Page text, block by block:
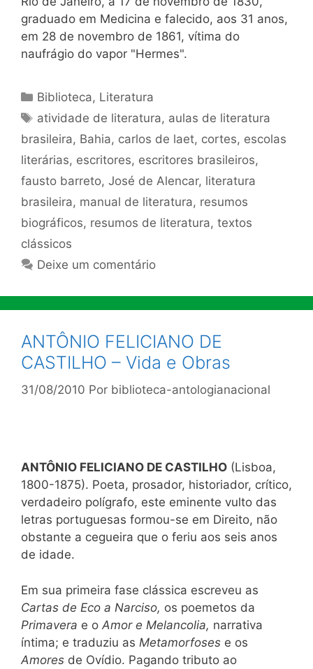
graduado em Medicina e falecido, aos 31 anos,
em 28 de novembro de 1861, vítima do
naufrágio do vapor "Hermes".
Categorias
Biblioteca, Literatura
Tags
atividade de literatura, aulas de literatura
brasileira, Bahia, carlos de laet, cortes, escolas
literárias, escritores, escritores brasileiros,
fausto barreto, José de Alencar, literatura
brasileira, manual de literatura, resumos
biográficos, resumos de literatura, textos
clássicos
Deixe um comentário
ANTÔNIO FELICIANO DE
CASTILHO – Vida e Obras
31/08/2010 Por biblioteca-antologianacional
ANTÔNIO FELICIANO DE CASTILHO (Lisboa,
1800-1875). Poeta, prosador, historiador, crítico,
verdadeiro polígrafo, este eminente vulto das
letras portuguesas formou-se em Direito, não
obstante a cegueira que o feriu aos seis anos
de idade.
Em sua primeira fase clássica escreveu as
Cartas de Eco a Narciso, os poemetos da
Primavera e o Amor e Melancolia, narrativa
íntima; e traduziu as Metamorfoses e os
Amores de Ovídio. Pagando tributo ao